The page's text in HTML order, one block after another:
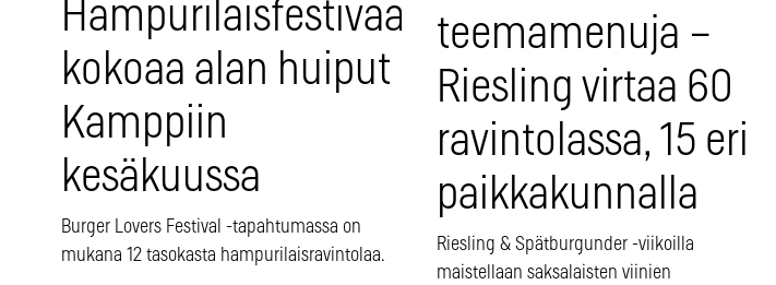
Hampurilaisfestivaali
kokoaa alan huiput
Kamppiin
kesäkuussa
Burger Lovers Festival -tapahtumassa on
mukana 12 tasokasta hampurilaisravintolaa.
teemamenuja –
Riesling virtaa 60
ravintolassa, 15 eri
paikkakunnalla
Riesling & Spätburgunder -viikoilla
maistellaan saksalaisten viinien